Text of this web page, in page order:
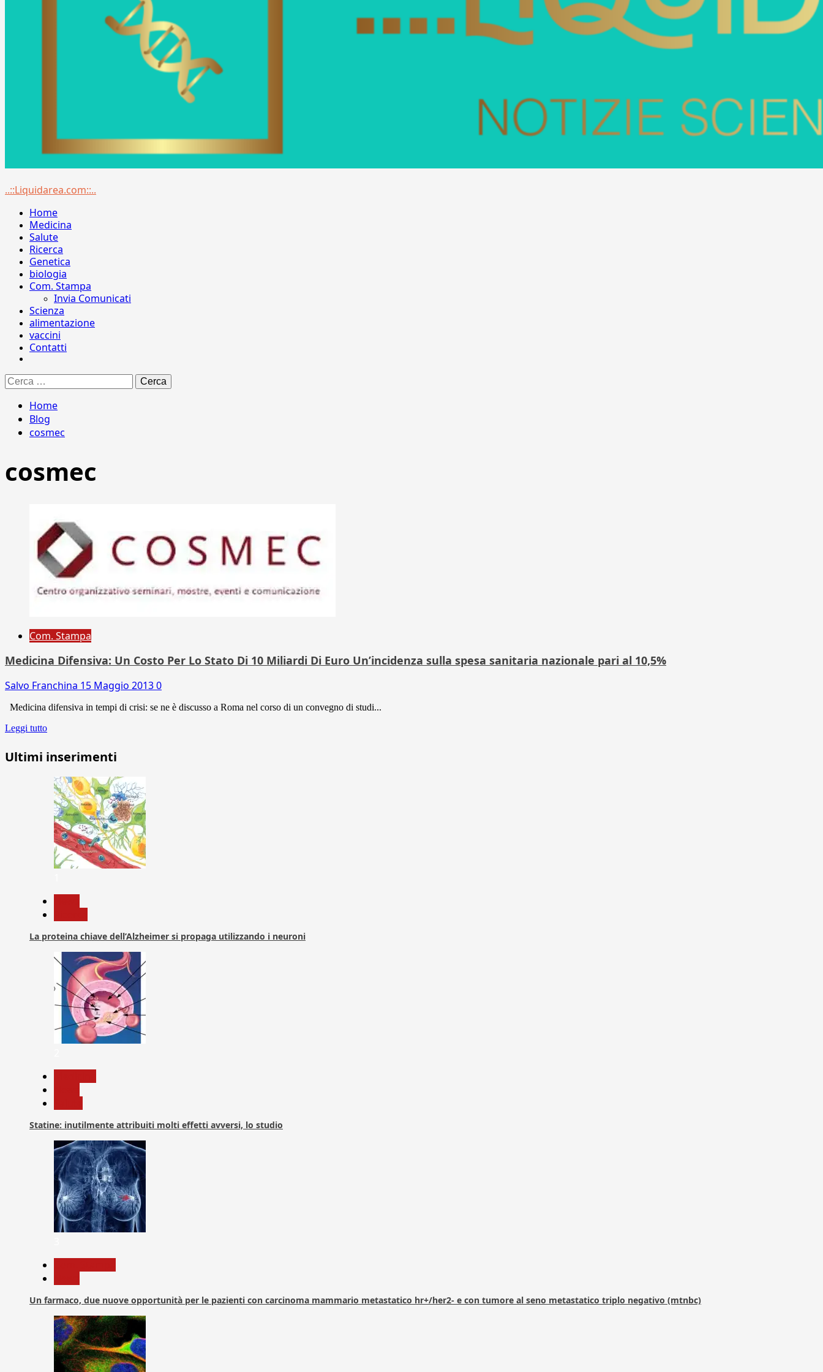
Menu
..::Liquidarea.com::..
Home
Medicina
Salute
Ricerca
Genetica
biologia
Com. Stampa
Invia Comunicati
Scienza
alimentazione
vaccini
Contatti
Ricerca
per:
Home
Blog
cosmec
cosmec
Com. Stampa
Medicina Difensiva: Un Costo Per Lo Stato Di 10 Miliardi Di Euro Un’incidenza sulla spesa sanitaria nazionale pari al 10,5%
Salvo Franchina 15 Maggio 20130
Medicina difensiva in tempi di crisi: se ne è discusso a Roma nel corso di un convegno di studi...
Leggi tutto
Ultimi inserimenti
La proteina chiave dell’Alzheimer si propaga utilizzando i neuroni
Statine: inutilmente attribuiti molti effetti avversi, lo studio
Un farmaco, due nuove opportunità per le pazienti con carcinoma mammario metastatico hr+/her2- e con tumore al seno metastatico triplo negativo (mtnbc)